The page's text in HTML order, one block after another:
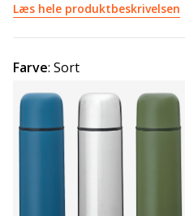
Læs hele produktbeskrivelsen
Farve: Sort